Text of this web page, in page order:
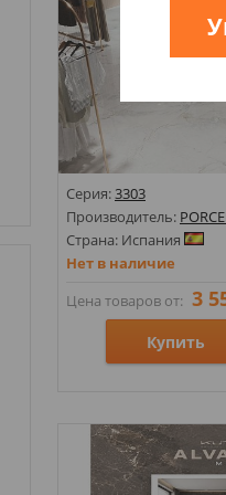
Серия:3303
Производитель:
Страна: Испания
Нет в наличие
Цена товаров от: 3
Купить
Стили: Под камень;
Цвета: